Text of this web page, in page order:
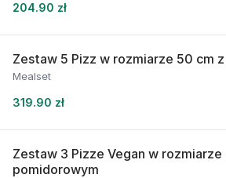
204.90 zł
Zestaw 5 Pizz w rozmiarze 50 cm z
Mealset
319.90 zł
Zestaw 3 Pizze Vegan w
pomidorowym